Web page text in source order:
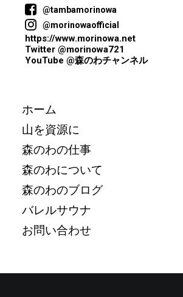
@tambamorinowa
@morinowaofficial
https://www.morinowa.net
Twitter @morinowa721
YouTube @森のわチャンネル
ホーム
山を資源に
森のわの仕事
森のわについて
森のわのブログ
バレルサウナ
お問い合わせ